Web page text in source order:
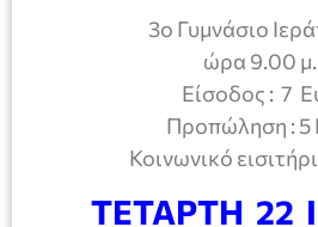
3ο Γυμνάσιο
ώρα 9.00
Είσοδος : 7
Προπώληση : 5
Κοινωνικό
ΤΕΤΑΡΤΗ 22